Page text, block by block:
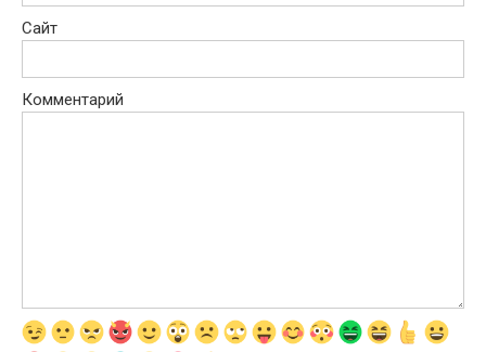
Сайт
Комментарий